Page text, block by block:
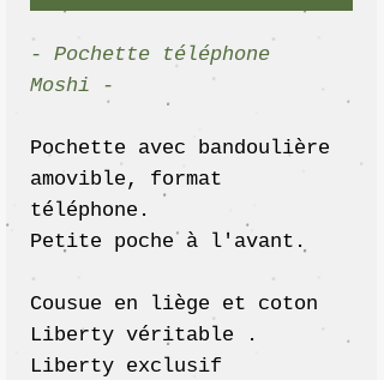
- Pochette téléphone
Moshi -
Pochette avec bandoulière
amovible, format
téléphone.
Petite poche à l'avant.
Cousue en liège et coton
Liberty véritable .
Liberty exclusif